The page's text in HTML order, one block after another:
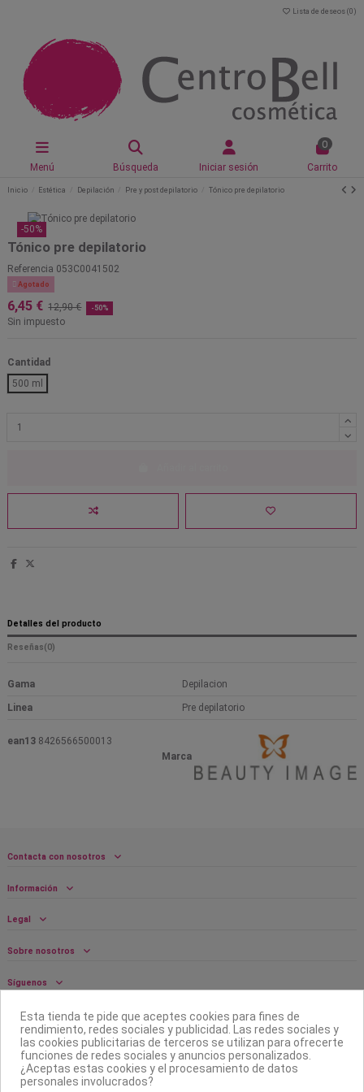
Lista de deseos (0 )
Menú Búsqueda Iniciar sesión
0
Carrito
Inicio Estética Depilación Pre y post depilatorio Tónico pre depilatorio
-50%
Tónico pre depilatorio
Referencia 053C0041502
 Agotado
6,45 € 12,90 € -50%
Sin impuesto
Cantidad
500 ml
Detalles del producto
Reseñas(0)
Gama Depilacion
Linea Pre depilatorio
Marca
ean13 8426566500013
Contacta con nosotros
Información
Legal
Sobre nosotros
Síguenos
Boletín
Esta tienda te pide que aceptes cookies para fines de
rendimiento, redes sociales y publicidad. Las redes sociales y
las cookies publicitarias de terceros se utilizan para ofrecerte
funciones de redes sociales y anuncios personalizados.
¿Aceptas estas cookies y el procesamiento de datos
personales involucrados?